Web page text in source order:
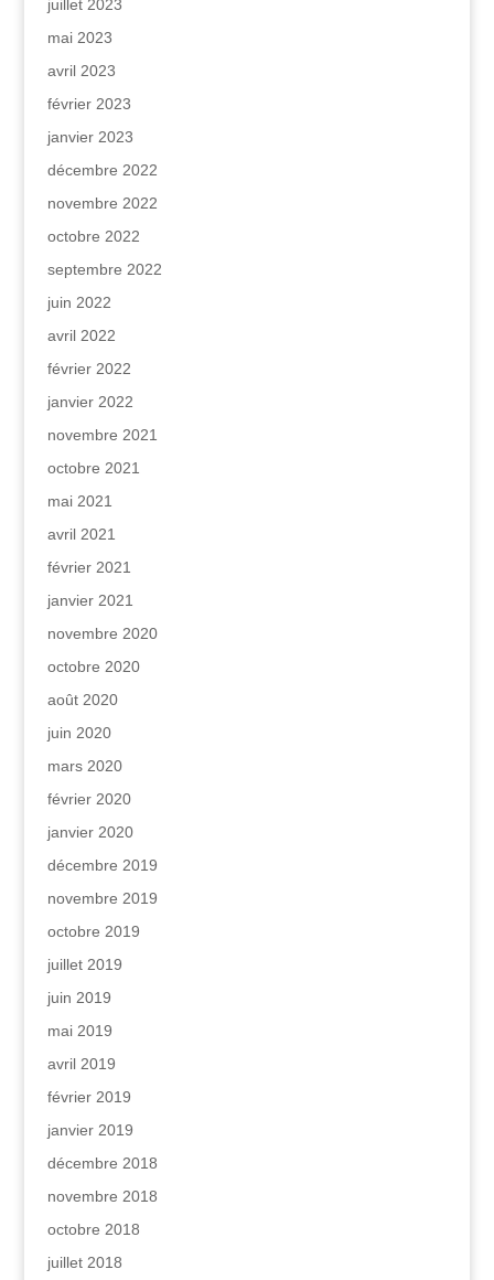
juillet 2023
mai 2023
avril 2023
février 2023
janvier 2023
décembre 2022
novembre 2022
octobre 2022
septembre 2022
juin 2022
avril 2022
février 2022
janvier 2022
novembre 2021
octobre 2021
mai 2021
avril 2021
février 2021
janvier 2021
novembre 2020
octobre 2020
août 2020
juin 2020
mars 2020
février 2020
janvier 2020
décembre 2019
novembre 2019
octobre 2019
juillet 2019
juin 2019
mai 2019
avril 2019
février 2019
janvier 2019
décembre 2018
novembre 2018
octobre 2018
juillet 2018